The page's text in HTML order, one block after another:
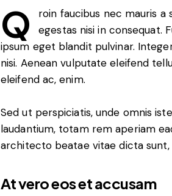
Q
roin faucibus nec mauris
egestas nisi in consequat.
ipsum eget blandit pulvinar.
nisi. Aenean vulputate eleifend
eleifend ac, enim.
Sed ut perspiciatis, unde omnis
laudantium, totam rem aperiam
architecto beatae vitae dicta sunt,
At vero eos et accusam